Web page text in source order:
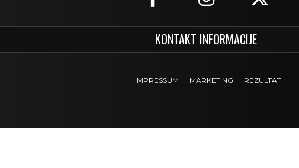
KONTAKT INFORMACIJE
IMPRESSUM MARKETING REZULTATI